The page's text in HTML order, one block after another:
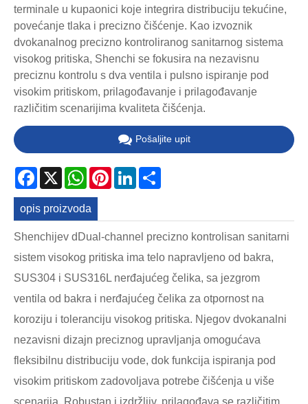
terminale u kupaonici koje integrira distribuciju tekućine,
povećanje tlaka i precizno čišćenje. Kao izvoznik
dvokanalnog precizno kontroliranog sanitarnog sistema
visokog pritiska, Shenchi se fokusira na nezavisnu
preciznu kontrolu s dva ventila i pulsno ispiranje pod
visokim pritiskom, prilagođavanje i prilagođavanje
različitim scenarijima kvaliteta čišćenja.
Pošaljite upit
Facebook
X WhatsApp
PinterestLinkedIn
opis proizvoda
Shenchijev dDual-channel precizno kontrolisan sanitarni
sistem visokog pritiska ima telo napravljeno od bakra,
SUS304 i SUS316L nerđajućeg čelika, sa jezgrom
ventila od bakra i nerđajućeg čelika za otpornost na
koroziju i toleranciju visokog pritiska. Njegov dvokanalni
nezavisni dizajn preciznog upravljanja omogućava
fleksibilnu distribuciju vode, dok funkcija ispiranja pod
visokim pritiskom zadovoljava potrebe čišćenja u više
scenarija. Robustan i izdržljiv, prilagođava se različitim